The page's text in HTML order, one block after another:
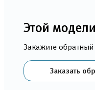
Этой
Закажите
Заказать